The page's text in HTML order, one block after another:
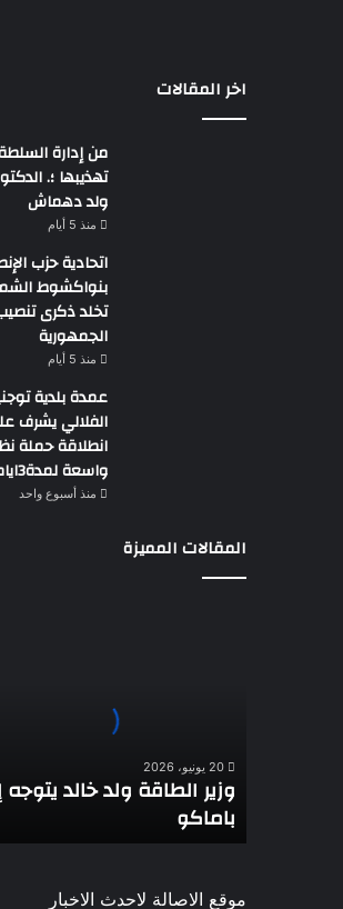
اخر المقالات
من إدارة
تهذيبها ؛.
ولد دهماش
منذ 5 أيام
اتحادية حزب
بنواكشوط
تخلد ذكرى
الجمهورية
منذ 5 أيام
عمدة بلدية
الفلالي يشرف
انطلاقة حملة
واسعة لمدة3ايام
منذ أسبوع واحد
المقالات المميزة
20 يونيو، 2026
وزير الطاقة ولد خالد
باماكو
موقع الاصالة لاحدث الاخبار